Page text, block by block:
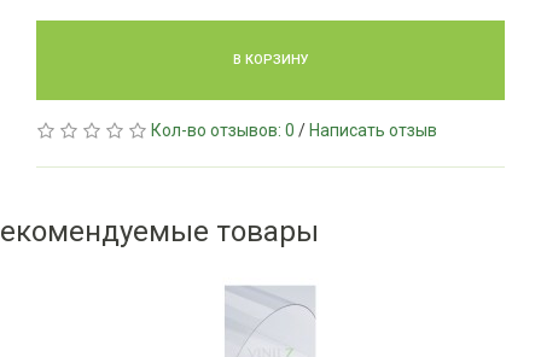
В КОРЗИНУ
Кол-во отзывов: 0 / Написать отзыв
товары